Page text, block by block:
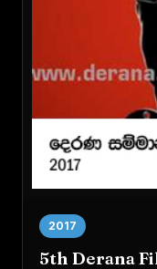
2017
5th Derana